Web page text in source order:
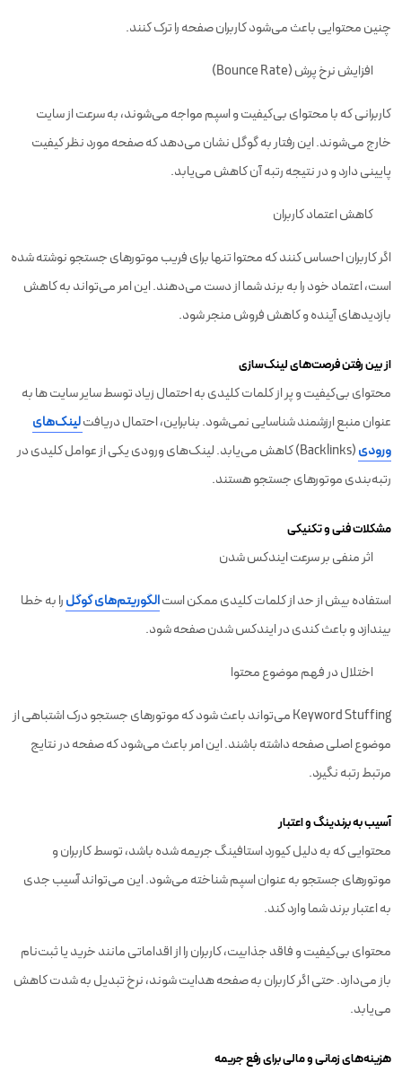
چنین محتوایی باعث می‌شود کاربران صفحه را ترک کنند.
افزایش نرخ پرش (Bounce Rate)
کاربرانی که با محتوای بی‌کیفیت و اسپم مواجه می‌شوند، به سرعت از سایت
خارج می‌شوند. این رفتار به گوگل نشان می‌دهد که صفحه مورد نظر کیفیت
پایینی دارد و در نتیجه رتبه آن کاهش می‌یابد.
کاهش اعتماد کاربران
اگر کاربران احساس کنند که محتوا تنها برای فریب موتورهای جستجو نوشته شده
است، اعتماد خود را به برند شما از دست می‌دهند. این امر می‌تواند به کاهش
بازدیدهای آینده و کاهش فروش منجر شود.
از بین رفتن فرصت‌های لینک‌سازی
محتوای بی‌کیفیت و پر از کلمات کلیدی به احتمال زیاد توسط سایر سایت‌ ها به
عنوان منبع ارزشمند شناسایی نمی‌شود. بنابراین، احتمال دریافتلینک‌های
ورودی
(Backlinks) کاهش می‌یابد. لینک‌های ورودی یکی از عوامل کلیدی در
رتبه‌بندی موتورهای جستجو هستند.
مشکلات فنی و تکنیکی
اثر منفی بر سرعت ایندکس شدن
استفاده بیش از حد از کلمات کلیدی ممکن استالگوریتم‌های گوگلرا به خطا
بیندازد و باعث کندی در ایندکس شدن صفحه شود.
اختلال در فهم موضوع محتوا
Keyword Stuffing می‌تواند باعث شود که موتورهای جستجو درک اشتباهی از
موضوع اصلی صفحه داشته باشند. این امر باعث می‌شود که صفحه در نتایج
مرتبط رتبه نگیرد.
آسیب به برندینگ و اعتبار
محتوایی که به دلیل کیورد استافینگ جریمه شده باشد، توسط کاربران و
موتورهای جستجو به عنوان اسپم شناخته می‌شود. این می‌تواند آسیب جدی
به اعتبار برند شما وارد کند.
محتوای بی‌کیفیت و فاقد جذابیت، کاربران را از اقداماتی مانند خرید یا ثبت‌نام
باز می‌دارد. حتی اگر کاربران به صفحه هدایت شوند، نرخ تبدیل به شدت کاهش
می‌یابد.
هزینه‌های زمانی و مالی برای رفع جریمه